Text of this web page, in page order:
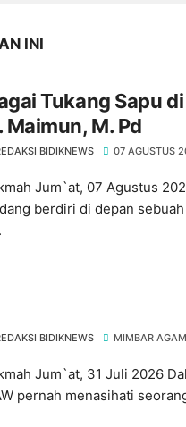
INI
Tukang Sapu
Maimun, M. Pd
BIDIKNEWS 07 AGUSTUS
Jum`at, 07 Agustus
berdiri di depan
BIDIKNEWS MIMBAR
Jum`at, 31 Juli 2026
pernah menasihati